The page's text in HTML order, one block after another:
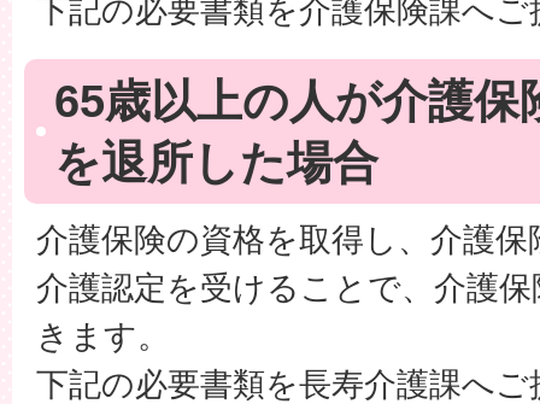
下記の必要書類を介護保険課へ
65歳以上の人が介護保
を退所した場合
介護保険の資格を取得し、介護
介護認定を受けることで、介護
きます。
下記の必要書類を長寿介護課へ